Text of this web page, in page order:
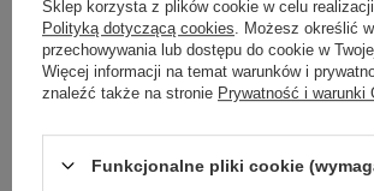
Spróbuj sprecyzować dokładniejsze parametry.
zaawansowanej.
Szukasz produktu,
mamy w ofercie?
Sklep korzysta z plików cookie w celu realizacji
Polityką dotyczącą cookies . Możesz określić
przechowywania lub dostępu do cookie w
Więcej informacji na temat warunków i
znaleźć także na stronie Prywatność i warunki
Funkcjonalne pliki cookie